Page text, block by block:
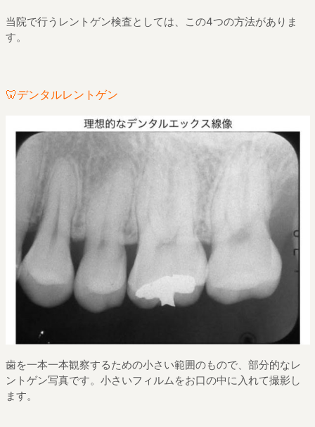
当院で行うレントゲン検査としては、この4つの方法がありま
す。
🦷デンタルレントゲン
歯を一本一本観察するための小さい範囲のもので、部分的なレ
ントゲン写真です。小さいフィルムをお口の中に入れて撮影し
ます。